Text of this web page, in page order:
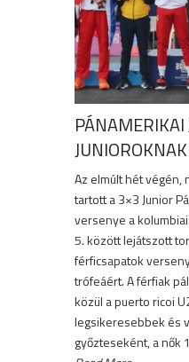
PÁNAMERIKAI
JUNIOROKNAK
Az elmúlt hét végén,
tartott a 3×3 Junior
versenye a
5. között lejátszott
férficsapatok
trófeáért. A férfiak
közül a puerto ricoi
legsikeresebbek és
győzteseként, a nők